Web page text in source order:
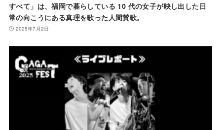
すべて」は、福岡で暮らしている 10 代の女子が映し出した日
常の向こうにある真理を歌った人間賛歌。
2025年7月2日